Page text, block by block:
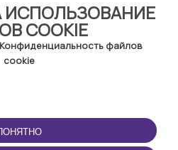
ИСПОЛЬЗОВАНИЕ
COOKIE
Конфиденциальность файлов
cookie
ПРИЛОЖЕНИЕ